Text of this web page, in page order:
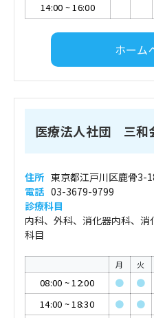
14:00 ~16:00
ホーム
医療法人社団 三
住所 東京都江戸川区鹿骨3-
電話 03-3679-9799
診療科目
内科、外科、消化器内科、
科目
月 火
08:00 ~12:00 ● ●
14:00 ~18:30 ● ●